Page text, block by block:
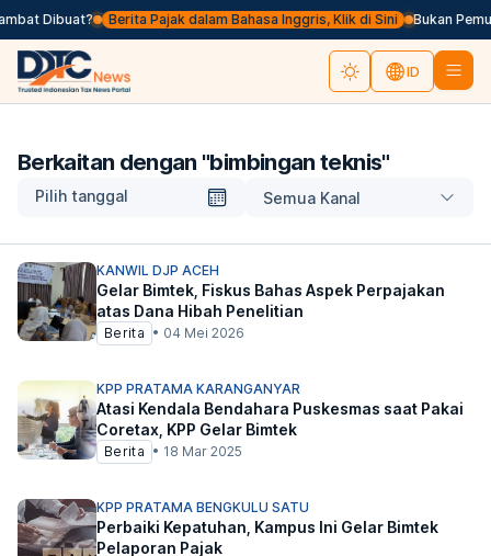
Dibuat? Berita Pajak dalam Bahasa Inggris, Klik di Sini Bukan
ID
Berkaitan dengan "bimbingan teknis"
Pilih tanggal Semua Kanal
KANWIL DJP ACEH
Gelar Bimtek, Fiskus Bahas Aspek Perpajakan
atas Dana Hibah Penelitian
Berita • 04 Mei 2026
KPP PRATAMA KARANGANYAR
Atasi Kendala Bendahara Puskesmas saat Pakai
Coretax, KPP Gelar Bimtek
Berita • 18 Mar 2025
KPP PRATAMA BENGKULU SATU
Perbaiki Kepatuhan, Kampus Ini Gelar Bimtek
Pelaporan Pajak